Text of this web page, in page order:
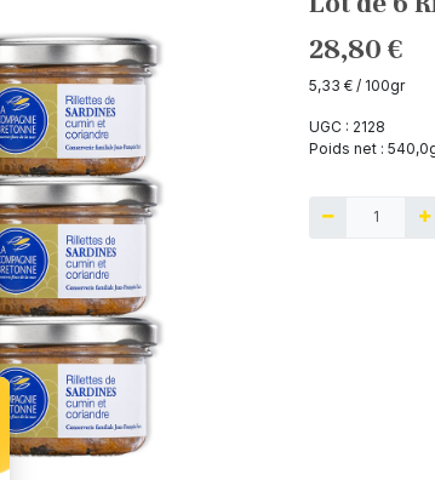
28,80 €
5,33 € / 100gr
UGC : 2128
Poids net : 540,0